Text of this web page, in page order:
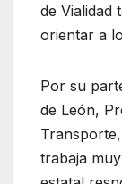
de Vialidad
orientar a
Por su
de León,
trabaja